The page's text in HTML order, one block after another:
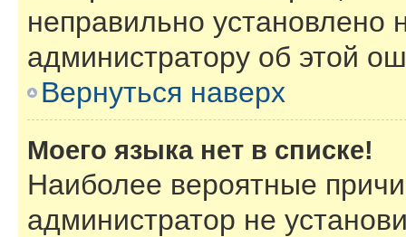
неправильно
администратору об этой
Вернуться наверх
Моего языка нет в списке!
Наиболее вероятные
администратор не